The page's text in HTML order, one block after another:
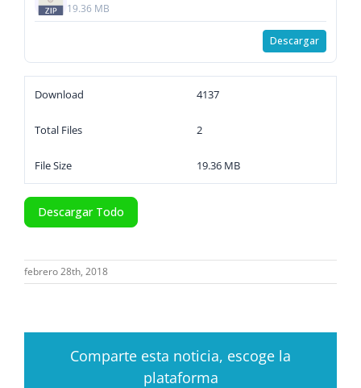
19.36 MB
Descargar
Download 4137
Total Files 2
File Size 19.36 MB
Descargar Todo
febrero 28th, 2018
Comparte esta noticia, escoge la
plataforma